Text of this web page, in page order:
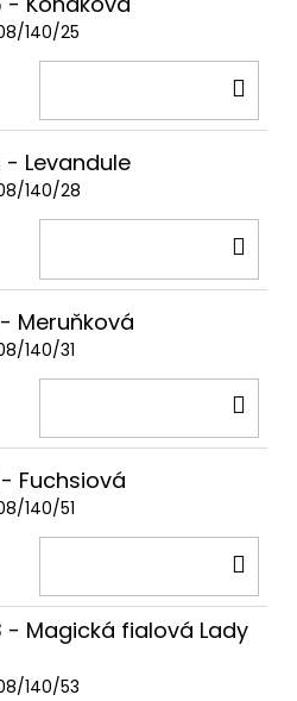
140/25
Levandule
140/28
Meruňková
140/31
Fuchsiová
140/51
Magická fialová Lady
140/53